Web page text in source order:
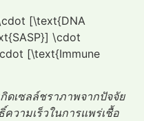
[\text{DNA
\cdot
[\text{Immune
ดเซลล์ชราภาพจากปัจจัย
วามเร็วในการแพร่เชื้อ